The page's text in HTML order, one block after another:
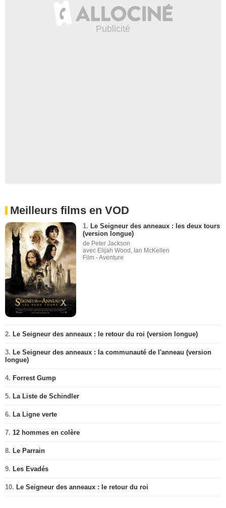
Meilleurs films en VOD
1. Le Seigneur des anneaux : les deux tours
(version longue)
de Peter Jackson
avec Elijah Wood, Ian McKellen
Film - Aventure
2. Le Seigneur des anneaux : le retour du roi (version longue)
3. Le Seigneur des anneaux : la communauté de l'anneau (version
longue)
4. Forrest Gump
5. La Liste de Schindler
6. La Ligne verte
7. 12 hommes en colère
8. Le Parrain
9. Les Evadés
10. Le Seigneur des anneaux : le retour du roi